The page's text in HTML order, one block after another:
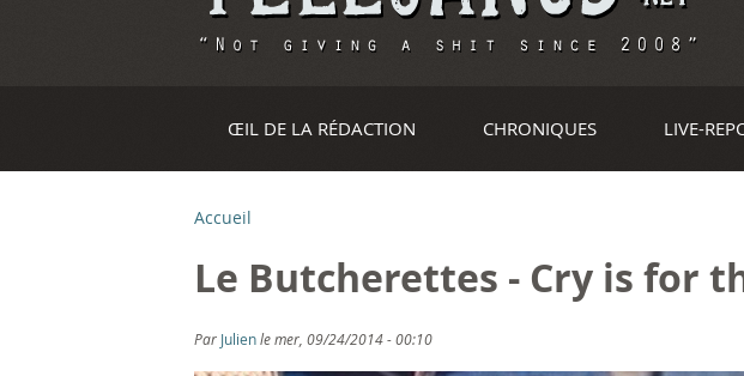
ŒIL DE LA RÉDACTION CHRONIQUES LIVE-
V
o
u
Accueil
Le Butcherettes - Cry is for
Par Julienle mer, 09/24/2014 - 00:10